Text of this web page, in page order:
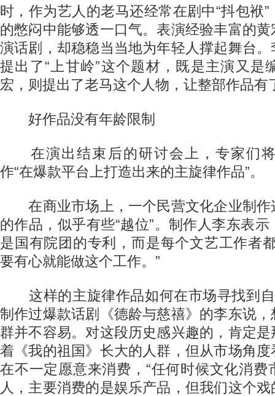
时，作为艺人的老马还经常在剧中“抖包袱
的憋闷中能够透一口气。表演经验丰富的
演话剧，却稳稳当当地为年轻人撑起舞台
提出了“上甘岭”这个题材，既是主演又是
宏，则提出了老马这个人物，让整部作品有
好作品没有年龄限制
在演出结束后的研讨会上，专家们将
作“在爆款平台上打造出来的主旋律作品”。
在商业市场上，一个民营文化企业制作
的作品，似乎有些“越位”。制作人李东表
是国有院团的专利，而是每个文艺工作者
要有心就能做这个工作。”
这样的主旋律作品如何在市场寻找到自
制作过爆款话剧《德龄与慈禧》的李东说
群并不容易。对这段历史感兴趣的，肯定
着《我的祖国》长大的人群，但从市场角
在不一定愿意来消费，“任何时候文化消费
人，主要消费的是娱乐产品，但我们这个